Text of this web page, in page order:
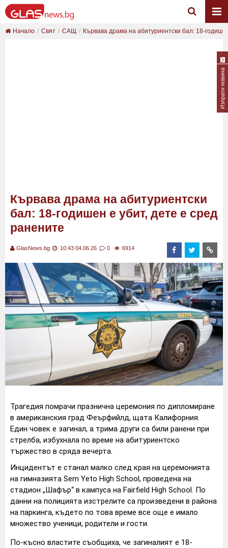
Начало Свят САЩ Кървава драма на абитуриентски бал: 18-
Кървава драма на абитуриентски
бал: 18-годишен е убит, дете е сред
ранените
GlasNews.bg 10:43 04.06.26 0 6914
Трагедия помрачи празнична церемония по дипломиране
в американския град Феърфийлд, щата Калифорния.
Един човек е загинал, а трима други са били ранени при
стрелба, избухнала по време на абитуриентско
тържество в сряда вечерта.
Инцидентът е станал малко след края на церемонията
на гимназията Sem Yeto High School, проведена на
стадион „Шафър“ в кампуса на Fairfield High School. По
данни на полицията изстрелите са произведени в района
на паркинга, където по това време все още е имало
множество ученици, родители и гости.
По-късно властите съобщиха, че загиналият е 18-
Изпрати новина